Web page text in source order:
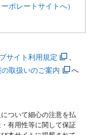
ポレートサイトへ）
サイト利用規定
取扱いのご案内
へ
ついて細心の注意を払
有用性等に関して保証